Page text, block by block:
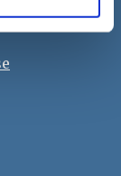
till